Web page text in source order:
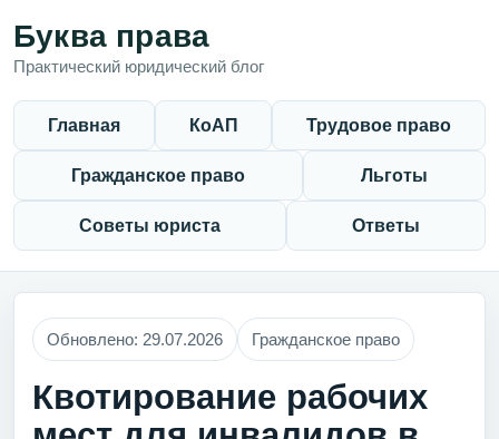
Буква права
Практический юридический блог
Главная КоАП Трудовое право
Гражданское право Льготы
Советы юриста Ответы
Обновлено: 29.07.2026 Гражданское право
Квотирование рабочих